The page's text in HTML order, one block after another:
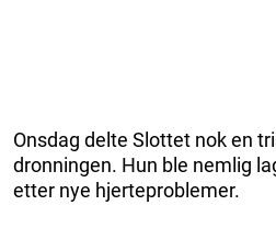
Onsdag delte Slottet nok en
dronningen. Hun ble nemlig
etter nye hjerteproblemer.